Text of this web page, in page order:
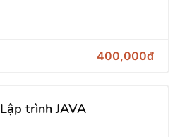
400,000đ
Lập trình JAVA